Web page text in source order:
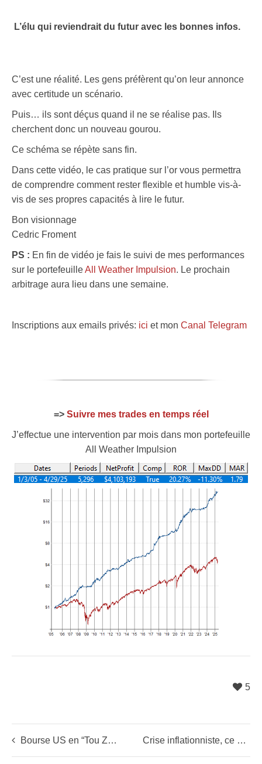
L’élu qui reviendrait du futur avec les bonnes infos.
C’est une réalité. Les gens préfèrent qu’on leur annonce
avec certitude un scénario.
Puis… ils sont déçus quand il ne se réalise pas. Ils
cherchent donc un nouveau gourou.
Ce schéma se répète sans fin.
Dans cette vidéo, le cas pratique sur l’or vous permettra
de comprendre comment rester flexible et humble vis-à-
vis de ses propres capacités à lire le futur.
Bon visionnage
Cedric Froment
PS : En fin de vidéo je fais le suivi de mes performances
sur le portefeuilleAll Weather Impulsion. Le prochain
arbitrage aura lieu dans une semaine.
Inscriptions aux emails privés: ici et mon Canal Telegram
=> Suivre mes trades en temps réel
J’effectue une intervention par mois dans mon portefeuille
All Weather Impulsion
5
Bourse US en “Tou Zeu moon” Crise inflationniste, ce n’est que le début